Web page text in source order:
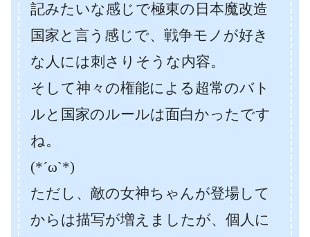
記みたいな感じで極東の日本魔改造
国家と言う感じで、戦争モノが好き
な人には刺さりそうな内容。
そして神々の権能による超常のバト
ルと国家のルールは面白かったです
ね。
(*´ω`*)
ただし、敵の女神ちゃんが登場して
からは描写が増えましたが、個人に